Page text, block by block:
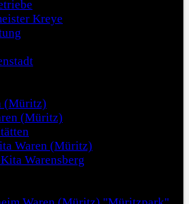
Kreye
(Müritz)
(Müritz)
Waren (Müritz)
Warensberg